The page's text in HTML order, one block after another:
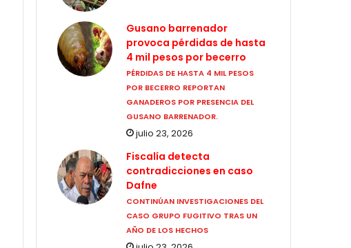
Gusano barrenador
provoca pérdidas de hasta
4 mil pesos por becerro
PÉRDIDAS DE HASTA 4 MIL PESOS
POR BECERRO REPORTAN
GANADEROS POR PRESENCIA DEL
GUSANO BARRENADOR.
julio 23, 2026
Fiscalía detecta
contradicciones en caso
Dafne
CONTINÚAN INVESTIGACIONES DEL
CASO GRUPO FUGITIVO TRAS UN
AÑO DE LOS HECHOS